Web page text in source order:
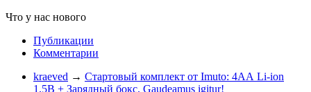
Что у нас нового
Публикации
Комментарии
kraeved → Стартовый комплект от Imuto: 4АА Li-ion
1.5В + Зарядный бокс. Gaudeamus igitur!